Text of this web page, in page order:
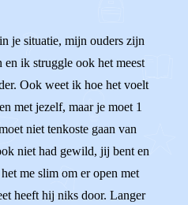
je situatie, mijn ouders zijn
en ik struggle ook het meest
Ook weet ik hoe het voelt
met jezelf, maar je moet 1
niet tenkoste gaan van
niet had gewild, jij bent en
me slim om er open met
heeft hij niks door. Langer